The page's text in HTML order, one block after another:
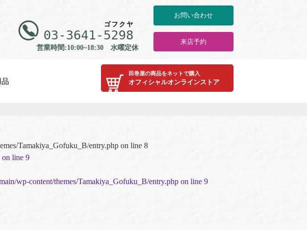
03-3641-5
ゴ
2
フ
9
ク
8
ヤ
営業時間:10:00~18:30 水曜定休
来店予約
お問い合わせ
田巻屋の商品をネットで購入
オフィシャルオンラインストア
Tamakiya_Gofuku_B/entry.php on line 8
on line 9
wp-content/themes/Tamakiya_Gofuku_B/entry.php on line 9